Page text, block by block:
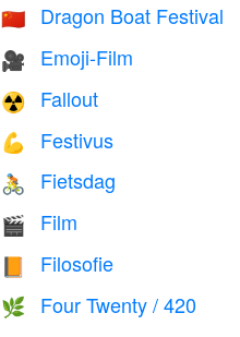
🇨🇳 Dragon Boat Festival
🎥 Emoji-Film
☢️ Fallout
💪 Festivus
🚴 Fietsdag
🎬 Film
📙 Filosofie
🌿 Four Twenty / 420